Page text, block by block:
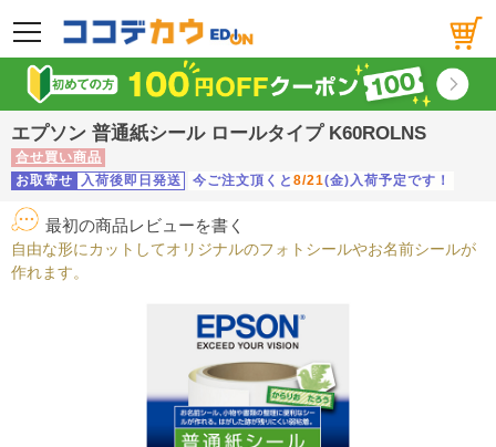
メニュー
エプソン 普通紙シール ロールタイプ K60ROLNS
合せ買い商品
お取寄せ
入荷後即日発送 今ご注文頂くと 8/21(金)入荷予定です！
最初の商品レビューを書く
自由な形にカットしてオリジナルのフォトシールやお名前シールが
作れます。